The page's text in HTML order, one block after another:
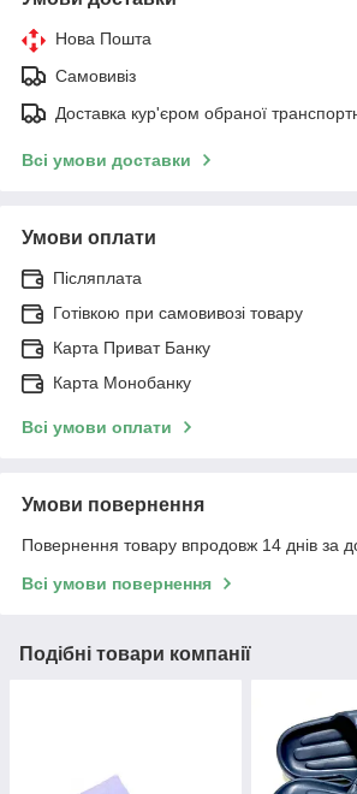
Нова Пошта
Самовивіз
Доставка кур'єром обраної
Всі умови доставки
Умови оплати
Післяплата
Готівкою при самовивозі товару
Карта Приват Банку
Карта Монобанку
Всі умови оплати
Умови повернення
Повернення товару впродовж 14 днів за
Всі умови повернення
Подібні товари компанії